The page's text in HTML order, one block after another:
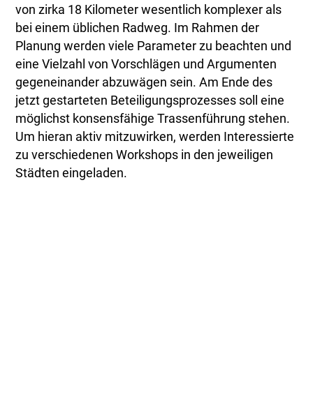
von zirka 18 Kilometer wesentlich komplexer als
bei einem üblichen Radweg. Im Rahmen der
Planung werden viele Parameter zu beachten und
eine Vielzahl von Vorschlägen und Argumenten
gegeneinander abzuwägen sein. Am Ende des
jetzt gestarteten Beteiligungsprozesses soll eine
möglichst konsensfähige Trassenführung stehen.
Um hieran aktiv mitzuwirken, werden Interessierte
zu verschiedenen Workshops in den jeweiligen
Städten eingeladen.